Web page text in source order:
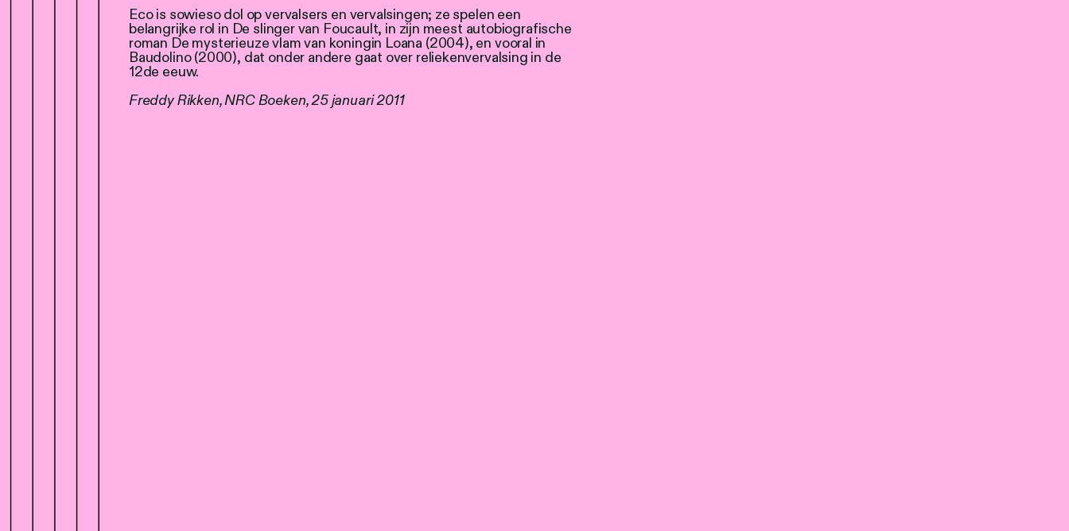
Eco is sowieso dol op vervalsers en vervalsingen; ze spelen een
belangrijke rol in De slinger van Foucault, in zijn meest autobiografische
roman De mysterieuze vlam van koningin Loana (2004), en vooral in
Baudolino (2000), dat onder andere gaat over reliekenvervalsing in de
12de eeuw.
Freddy Rikken, NRC Boeken, 25 januari 2011